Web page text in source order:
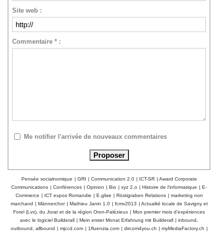
Site web :
Commentaire * :
Me notifier l'arrivée de nouveaux commentaires
Pensée socialnomique | GRI | Communication 2.0 | ICT-SR | Award Corporate
Communications | Conférences | Opinion | Bio | xyz 2.o | Histoire de l'informatique | E-
Commerce | ICT expos Romandie | E.glise | Röstigraben Relations | marketing non
marchand | Männerchor | Mathieu Janin 1.0 | fcmv2013 | Actualité locale de Savigny et
Forel (Lvx), du Jorat et de la région Oron-Palézieux | Mon premier mois d'expériences
avec le logiciel Builderall | Mein erster Monat Erfahrung mit Builderall | inbound,
outbound, allbound | mjccd.com | 1fluenzia.com | dircom4you.ch | myMediaFactory.ch |